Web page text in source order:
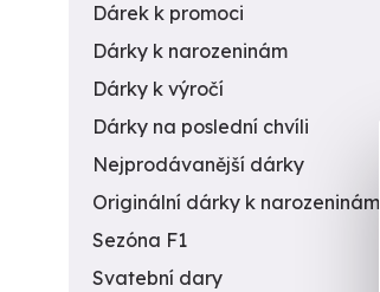
Dárek k promoci
Dárky k narozeninám
Dárky k výročí
Dárky na poslední chvíli
Nejprodávanější dárky
Originální dárky k narozeninám
Sezóna F1
Svatební dary